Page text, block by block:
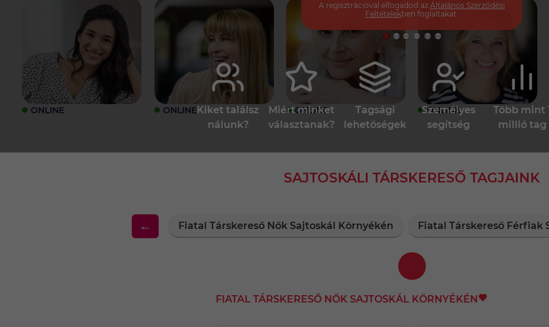
ONLINE ONLINE ONLINE ONLINE
Kiket találsz
nálunk?
Miért minket
választanak?
Tagsági
lehetőségek
Személyes
segítség
Több mint
millió tag
SAJTOSKÁLI TÁRSKERESŐ TAGJAINK
← Fiatal Társkereső Nők Sajtoskál Környékén Fiatal Társkereső Férfiak
FIATAL TÁRSKERESŐ NŐK SAJTOSKÁL KÖRNYÉKÉN
A regisztrációval elfogadod az Általános Szerződési
Feltételekben foglaltakat.